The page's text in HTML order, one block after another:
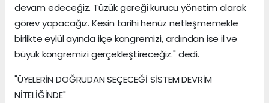
devam edeceğiz. Tüzük gereği kurucu yönetim olarak
görev yapacağız. Kesin tarihi henüz netleşmemekle
birlikte eylül ayında ilçe kongremizi, ardından ise il ve
büyük kongremizi gerçekleştireceğiz." dedi.
"ÜYELERİN DOĞRUDAN SEÇECEĞİ SİSTEM DEVRİM
NİTELİĞİNDE"